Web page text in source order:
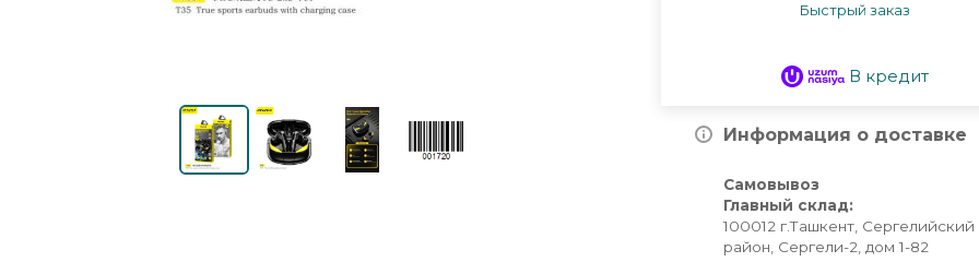
Быстрый заказ
В кредит
Информация о доставке
Самовывоз
Главный склад:
100012 г.Ташкент, Сергелийский
район, Сергели-2, дом 1-82